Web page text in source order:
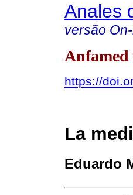
Anales
versão
Anfamed
https://
La
Eduardo